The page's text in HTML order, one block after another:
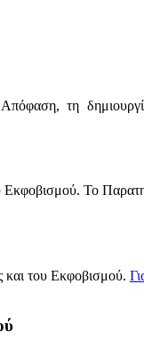
τη
Το
και του Εκφοβισμού.